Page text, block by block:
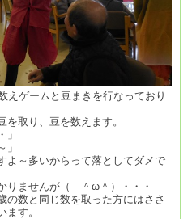
えゲームと豆まきを行なっており
を取り、豆を数えます。
」
」
よ～多いからって落としてダメで
りませんが（ ＾ω＾）・・・
の数と同じ数を取った方にはささ
ます。